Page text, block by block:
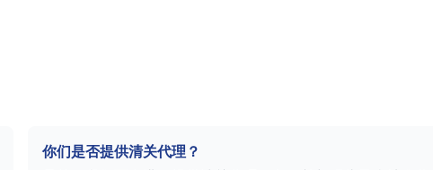
你们是否提供清关代理？